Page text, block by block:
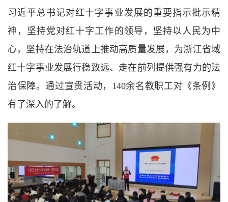
习近平总书记对红十字事业发展的重要指示批示精
神，坚持党对红十字工作的领导，坚持以人民为中
心，坚持在法治轨道上推动高质量发展，为浙江省域
红十字事业发展行稳致远、走在前列提供强有力的法
治保障。通过宣贯活动，140余名教职工对《条例》
有了深入的了解。